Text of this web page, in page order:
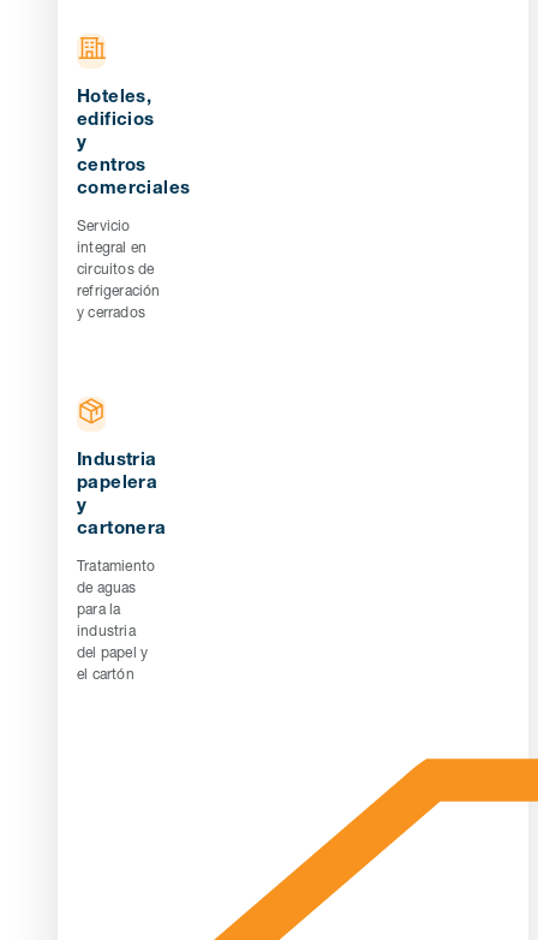
Hoteles,
edificios
y
centros
comerciales
Servicio
integral en
circuitos de
refrigeración
y cerrados
Industria
papelera
y
cartonera
Tratamiento
de aguas
para la
industria
del papel y
el cartón